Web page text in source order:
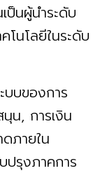
ป็นผู้นำระดับ
นโลยีในระดับ
บบของการ
น, การเงิน
ภายใน
ปรุงภาคการ